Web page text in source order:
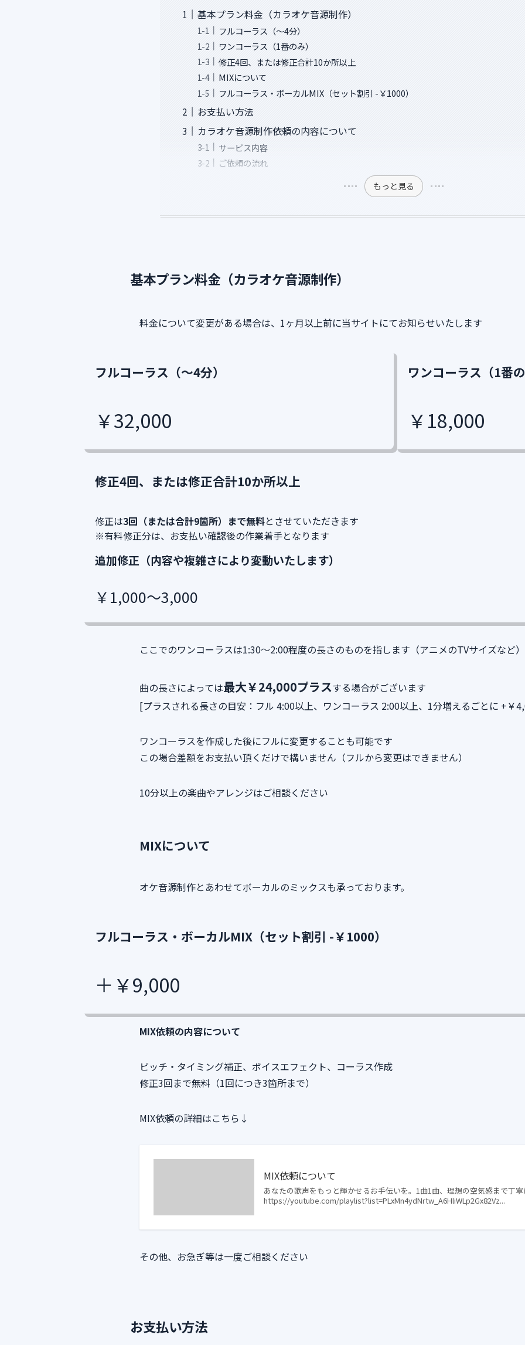
基本プラン料金（カラオケ音源制作）
フルコーラス（～4分）
ワンコーラス（1番のみ）
修正4回、または修正合計10か所以上
MIXについて
フルコーラス・ボーカルMIX（セット割引 -￥1000）
お支払い方法
カラオケ音源制作依頼の内容について
サービス内容
ご依頼の流れ
もっと見る
基本プラン料金（カラオケ音源制作）
料金について変更がある場合は、1ヶ月以上前に当サイトにてお知らせいたします
フルコーラス（～4分）
￥32,000
ワンコーラス（1番
￥18,000
修正4回、または修正合計10か所以上
修正は3回（または合計9箇所）まで無料とさせていただきます
※有料修正分は、お支払い確認後の作業着手となります
追加修正（内容や複雑さにより変動いたします）
￥1,000～3,000
ここでのワンコーラスは1:30～2:00程度の長さのものを指します（アニメのTVサイズなど）
曲の長さによっては最大￥24,000プラスする場合がございます
[プラスされる長さの目安：フル 4:00以上、ワンコーラス 2:00以上、1分増えるごとに +￥
ワンコーラスを作成した後にフルに変更することも可能です
この場合差額をお支払い頂くだけで構いません（フルから変更はできません）
10分以上の楽曲やアレンジはご相談ください
MIXについて
オケ音源制作とあわせてボーカルのミックスも承っております。
フルコーラス・ボーカルMIX（セット割引 -￥1000）
＋￥9,000
MIX依頼の内容について
ピッチ・タイミング補正、ボイスエフェクト、コーラス作成
修正3回まで無料（1回につき3箇所まで）
MIX依頼の詳細はこちら↓
MIX依頼について
あなたの歌声をもっと輝かせるお手伝いを。1曲1曲、理想の空気感まで丁
https://youtube.com/playlist?list=PLxMn4ydNrtw_A6HliWLp2Gx82Vz...
その他、お急ぎ等は一度ご相談ください
お支払い方法